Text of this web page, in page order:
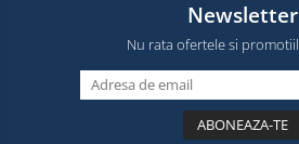
Newsletter
Nu rata ofertele si